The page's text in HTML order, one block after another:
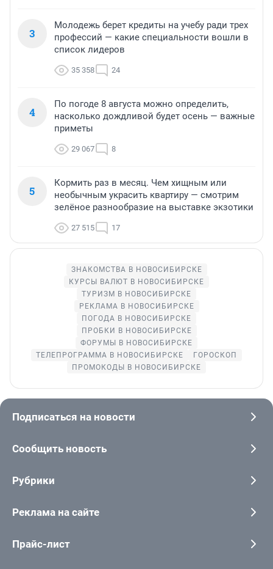
3
Молодежь берет кредиты на учебу ради трех
профессий — какие специальности вошли в
список лидеров
35 358 24
4
По погоде 8 августа можно определить,
насколько дождливой будет осень — важные
приметы
29 067 8
5
Кормить раз в месяц. Чем хищным или
необычным украсить квартиру — смотрим
зелёное разнообразие на выставке экзотики
27 515 17
ЗНАКОМСТВА В НОВОСИБИРСКЕ
КУРСЫ ВАЛЮТ В НОВОСИБИРСКЕ
ТУРИЗМ В НОВОСИБИРСКЕ
РЕКЛАМА В НОВОСИБИРСКЕ
ПОГОДА В НОВОСИБИРСКЕ
ПРОБКИ В НОВОСИБИРСКЕ
ФОРУМЫ В НОВОСИБИРСКЕ
ТЕЛЕПРОГРАММА В НОВОСИБИРСКЕ
ГОРОСКОП
ПРОМОКОДЫ В НОВОСИБИРСКЕ
Подписаться на новости
Сообщить новость
Рубрики
Реклама на сайте
Прайс-лист